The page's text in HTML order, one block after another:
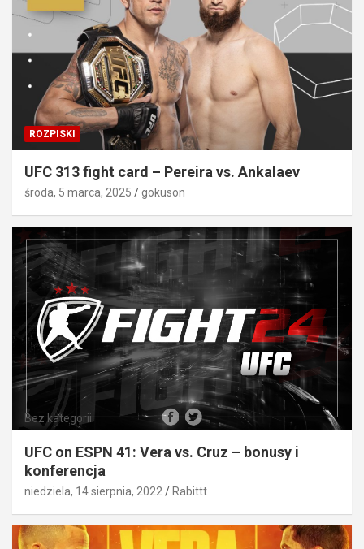
ROZPISKI
UFC 313 fight card – Pereira vs. Ankalaev
środa, 5 marca, 2025 gokuson
Bez kategorii
UFC on ESPN 41: Vera vs. Cruz – bonusy i
konferencja
niedziela, 14 sierpnia, 2022 Rabittt